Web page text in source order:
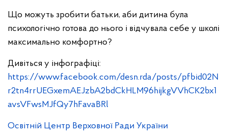
Що можуть зробити батьки, аби дитина була
психологічно готова до нього і відчувала себе у школі
максимально комфортно?
Дивіться у інфографіці:
https://www.facebook.com/desn.rda/posts/pfbid02N
r2tn4rrUEGxemAEJzbA2bdCkHLM96hijkgVVhCK2bx1
avsVFwsMJfQy7hFavaBRl
Освітній Центр Верховної Ради України